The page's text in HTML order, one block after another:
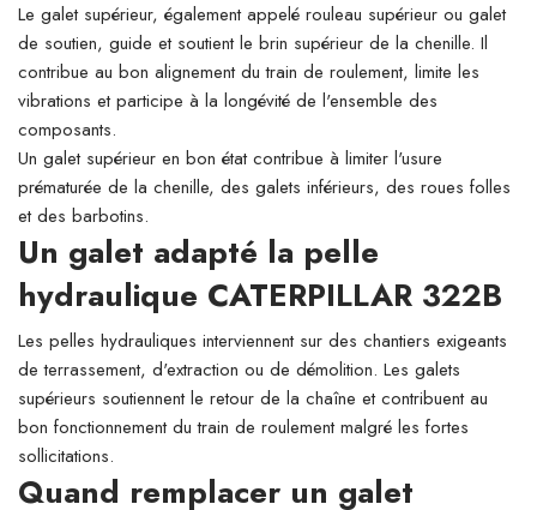
Le galet supérieur, également appelé rouleau supérieur ou galet
de soutien, guide et soutient le brin supérieur de la chenille. Il
contribue au bon alignement du train de roulement, limite les
vibrations et participe à la longévité de l'ensemble des
composants.
Un galet supérieur en bon état contribue à limiter l'usure
prématurée de la chenille, des galets inférieurs, des roues folles
et des barbotins.
Un galet adapté la pelle
hydraulique CATERPILLAR 322B
Les pelles hydrauliques interviennent sur des chantiers exigeants
de terrassement, d'extraction ou de démolition. Les galets
supérieurs soutiennent le retour de la chaîne et contribuent au
bon fonctionnement du train de roulement malgré les fortes
sollicitations.
Quand remplacer un galet